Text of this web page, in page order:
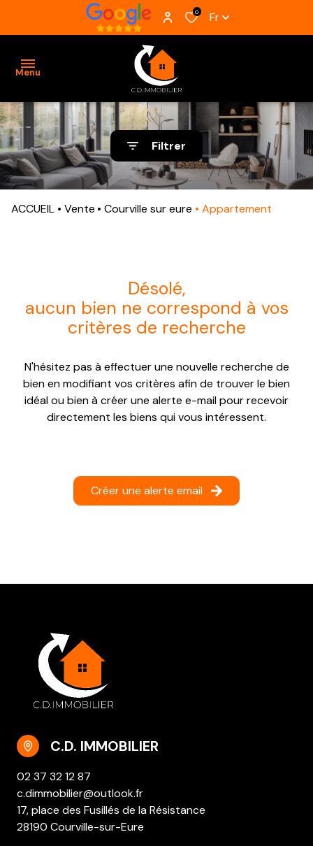
0 Fr
Menu
ACCUEIL
VENTES
BIENS
VENDUS
CONTACT
Filtrer
ACCUEIL Vente Courville sur eure Appartement
désolé,
aucun bien ne correspond à vos
critères de recherche
N'hésitez pas à effectuer une nouvelle recherche de
bien en modifiant vos critères afin de trouver le bien
idéal ou bien à créer une alerte e-mail pour recevoir
directement les biens qui vous intéressent.
Créer une alerte email
C.D. IMMOBILIER
02 37 32 12 87
c.dimmobilier@outlook.fr
17, place des Fusillés de la Résistance
28190 Courville-sur-Eure